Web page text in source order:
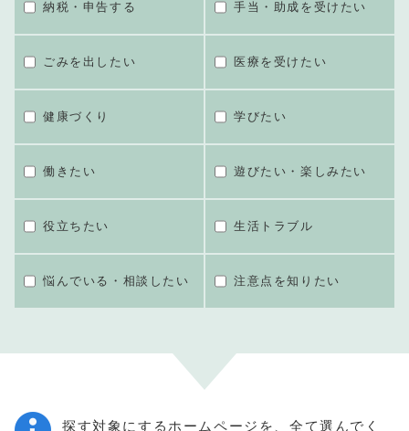
納税・申告する 手当・助成を受けたい
ごみを出したい 医療を受けたい
健康づくり 学びたい
働きたい 遊びたい・楽しみたい
役立ちたい 生活トラブル
悩んでいる・相談したい 注意点を知りたい
探す対象にするホームページを、全て選んでく